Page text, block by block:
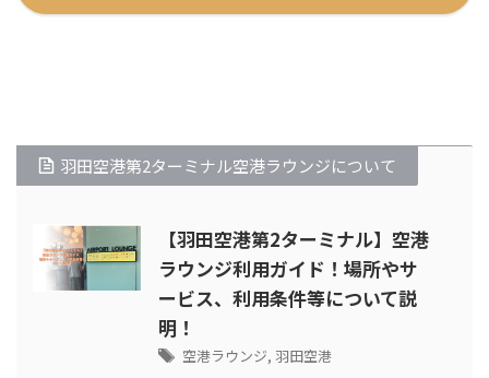
羽田空港第2ターミナル空港ラウンジについて
【羽田空港第2ターミナル】空港
ラウンジ利用ガイド！場所やサ
ービス、利用条件等について説
明！
空港ラウンジ, 羽田空港